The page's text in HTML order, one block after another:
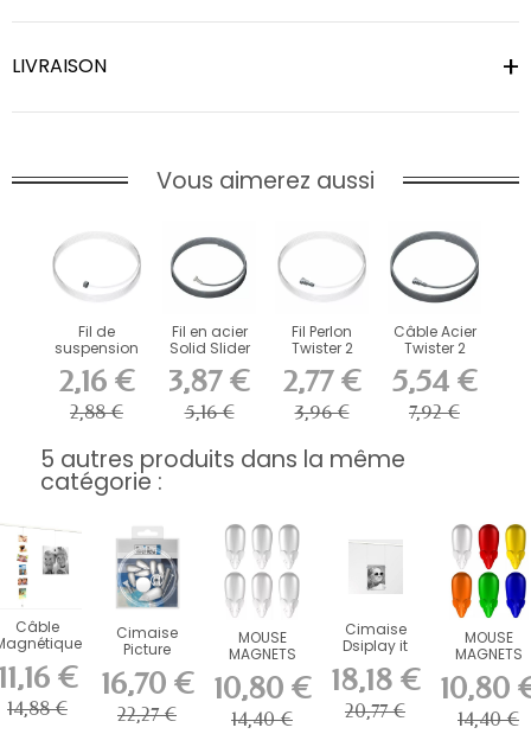
LIVRAISON
Vous aimerez aussi
Fil de
suspension
en perlon
Slider Artiteq
2,16 €
2,88 €
Fil en acier
Solid Slider
Artiteq 2 mm
-...
3,87 €
5,16 €
Fil Perlon
Twister 2
mm Artiteq
-...
2,77 €
3,96 €
Câble Acier
Twister 2
mm Artiteq
pour
Cimaise
5,54 €
7,92 €
5 autres produits dans la même
catégorie :
Câble
Picture
Mouse
Artiteq 150
cm
€
14,88 €
Cimaise
Picture
mousse solo
16,70 €
22,27 €
MOUSE
MAGNETS
BLANC X 6
PIECES
10,80 €
14,40 €
Cimaise
Dsiplay it
Solo
18,18 €
20,77 €
MOUSE
MAGNETS
COLOUR x 6
Piéces
10,80
14,40 €